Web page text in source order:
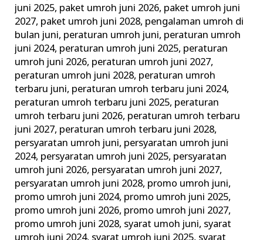
juni 2025, paket umroh juni 2026, paket umroh juni
2027, paket umroh juni 2028, pengalaman umroh di
bulan juni, peraturan umroh juni, peraturan umroh
juni 2024, peraturan umroh juni 2025, peraturan
umroh juni 2026, peraturan umroh juni 2027,
peraturan umroh juni 2028, peraturan umroh
terbaru juni, peraturan umroh terbaru juni 2024,
peraturan umroh terbaru juni 2025, peraturan
umroh terbaru juni 2026, peraturan umroh terbaru
juni 2027, peraturan umroh terbaru juni 2028,
persyaratan umroh juni, persyaratan umroh juni
2024, persyaratan umroh juni 2025, persyaratan
umroh juni 2026, persyaratan umroh juni 2027,
persyaratan umroh juni 2028, promo umroh juni,
promo umroh juni 2024, promo umroh juni 2025,
promo umroh juni 2026, promo umroh juni 2027,
promo umroh juni 2028, syarat umoh juni, syarat